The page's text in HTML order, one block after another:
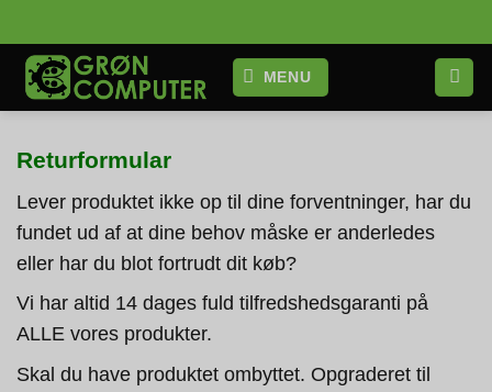
til
indhold
MENU
Returformular
Lever produktet ikke op til dine forventninger, har du
fundet ud af at dine behov måske er anderledes
eller har du blot fortrudt dit køb?
Vi har altid 14 dages fuld tilfredshedsgaranti på
ALLE vores produkter.
Skal du have produktet ombyttet. Opgraderet til